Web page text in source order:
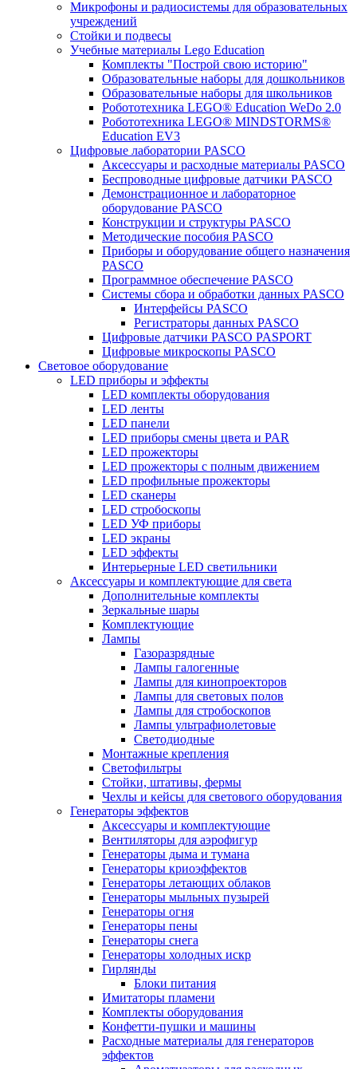
Микрофоны и радиосистемы для образовательных
учреждений
Стойки и подвесы
Учебные материалы Lego Education
Комплекты "Построй свою историю"
Образовательные наборы для дошкольников
Образовательные наборы для школьников
Робототехника LEGO® Education WeDo 2.0
Робототехника LEGO® MINDSTORMS®
Education EV3
Цифровые лаборатории PASCO
Аксессуары и расходные материалы PASCO
Беспроводные цифровые датчики PASCO
Демонстрационное и лабораторное
оборудование PASCO
Конструкции и структуры PASCO
Методические пособия PASCO
Приборы и оборудование общего назначения
PASCO
Программное обеспечение PASCO
Системы сбора и обработки данных PASCO
Интерфейсы PASCO
Регистраторы данных PASCO
Цифровые датчики PASCO PASPORT
Цифровые микроскопы PASCO
Световое оборудование
LED приборы и эффекты
LED комплекты оборудования
LED ленты
LED панели
LED приборы смены цвета и PAR
LED прожекторы
LED прожекторы с полным движением
LED профильные прожекторы
LED сканеры
LED стробоскопы
LED УФ приборы
LED экраны
LED эффекты
Интерьерные LED светильники
Аксессуары и комплектующие для света
Дополнительные комплекты
Зеркальные шары
Комплектующие
Лампы
Газоразрядные
Лампы галогенные
Лампы для кинопроекторов
Лампы для световых полов
Лампы для стробоскопов
Лампы ультрафиолетовые
Светодиодные
Монтажные крепления
Светофильтры
Стойки, штативы, фермы
Чехлы и кейсы для светового оборудования
Генераторы эффектов
Аксессуары и комплектующие
Вентиляторы для аэрофигур
Генераторы дыма и тумана
Генераторы криоэффектов
Генераторы летающих облаков
Генераторы мыльных пузырей
Генераторы огня
Генераторы пены
Генераторы снега
Генераторы холодных искр
Гирлянды
Блоки питания
Имитаторы пламени
Комплекты оборудования
Конфетти-пушки и машины
Расходные материалы для генераторов
эффектов